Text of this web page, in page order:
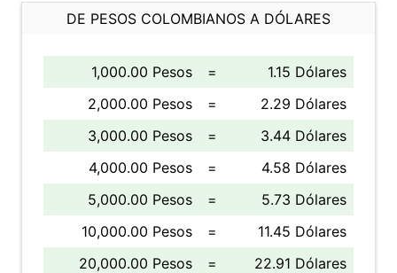
DE PESOS COLOMBIANOS A DÓLARES
1,000.00 Pesos =
1.15 Dólares
2,000.00 Pesos
=
2.29 Dólares
3,000.00 Pesos
=
3.44 Dólares
4,000.00 Pesos
=
4.58 Dólares
5,000.00 Pesos
=
5.73 Dólares
10,000.00 Pesos
=
11.45 Dólares
20,000.00 Pesos
=
22.91 Dólares